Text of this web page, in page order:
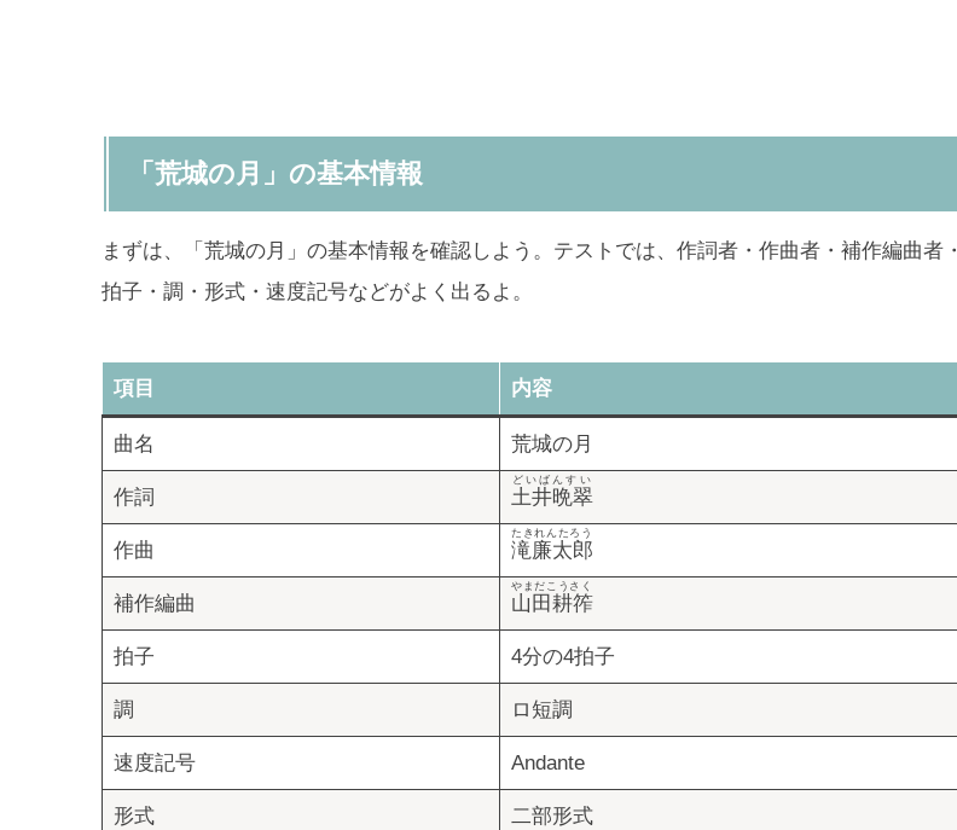
「荒城の月」の基本情報
まずは、「荒城の月」の基本情報を確認しよう。テストでは、作詞者・作曲者・補作編曲者・
拍子・調・形式・速度記号などがよく出るよ。
項目 内容
曲名 荒城の月
作詞 土井晩翠
どいばんすい
作曲 滝廉太郎
たきれんたろう
補作編曲 山田耕筰
やまだこうさく
拍子 4分の4拍子
調 ロ短調
速度記号 Andante
形式 二部形式